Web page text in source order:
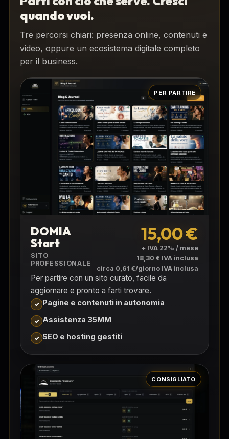
quando vuoi.
Tre percorsi chiari: presenza online, contenuti e
video, oppure un ecosistema digitale completo
per il business.
PER PARTIRE
DOMIA
Start
SITO
PROFESSIONALE
15,00 €
+ IVA 22% / mese
18,30 € IVA inclusa
circa 0,61 €/giorno IVA inclusa
Per partire con un sito curato, facile da
aggiornare e pronto a farti trovare.
Pagine e contenuti in autonomia
Assistenza 35MM
SEO e hosting gestiti
CONSIGLIATO